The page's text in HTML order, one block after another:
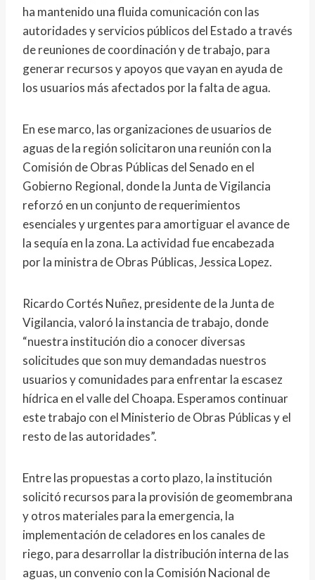
ha mantenido una fluida comunicación con las
autoridades y servicios públicos del Estado a través
de reuniones de coordinación y de trabajo, para
generar recursos y apoyos que vayan en ayuda de
los usuarios más afectados por la falta de agua.
En ese marco, las organizaciones de usuarios de
aguas de la región solicitaron una reunión con la
Comisión de Obras Públicas del Senado en el
Gobierno Regional, donde la Junta de Vigilancia
reforzó en un conjunto de requerimientos
esenciales y urgentes para amortiguar el avance de
la sequía en la zona. La actividad fue encabezada
por la ministra de Obras Públicas, Jessica Lopez.
Ricardo Cortés Nuñez, presidente de la Junta de
Vigilancia, valoró la instancia de trabajo, donde
“nuestra institución dio a conocer diversas
solicitudes que son muy demandadas nuestros
usuarios y comunidades para enfrentar la escasez
hídrica en el valle del Choapa. Esperamos continuar
este trabajo con el Ministerio de Obras Públicas y el
resto de las autoridades”.
Entre las propuestas a corto plazo, la institución
solicitó recursos para la provisión de geomembrana
y otros materiales para la emergencia, la
implementación de celadores en los canales de
riego, para desarrollar la distribución interna de las
aguas, un convenio con la Comisión Nacional de